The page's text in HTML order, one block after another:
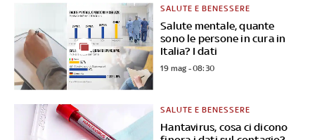
Salute mentale, quante
sono le persone in cura in
Italia? I dati
SALUTE E BENESSERE
19 mag - 08:30
Hantavirus, cosa ci dicono
SALUTE E BENESSERE